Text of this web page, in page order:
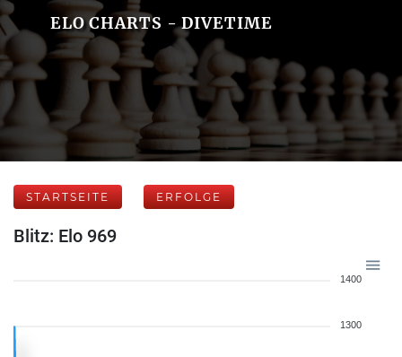
ELO CHARTS - DIVETIME
STARTSEITE ERFOLGE
Blitz: Elo 969
1400
1300